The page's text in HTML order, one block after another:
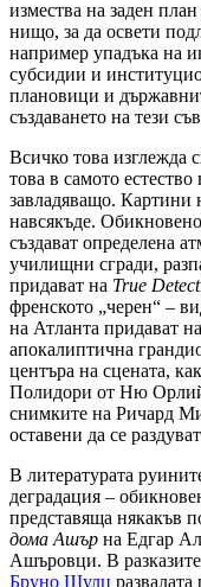
измества на заден
нищо, за да освети
например упадъка на
субсидии и
плановици и
създаването на тези
Всичко това изглежда
това в самото
завладяващо. Картини
навсякъде.
създават определена
училищни сгради,
придават на True
френското „черен“ –
на Атланта придават на
апокалиптична
центъра на сцената,
Полидори от Ню
снимките на Ричард
оставени да се
В литературата
деградация –
представяща някакъв
дома Ашър на Едгар
Ашъровци. В
Бруно Шулц